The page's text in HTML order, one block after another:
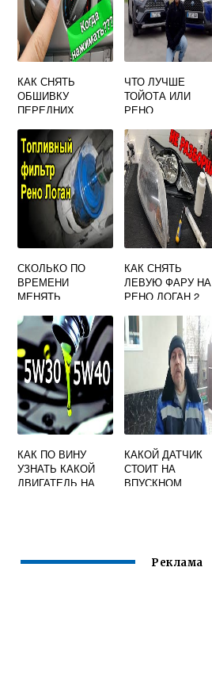
КАК СНЯТЬ
ОБШИВКУ
ПЕРЕДНИХ
МЕГАН 2
ЧТО ЛУЧШЕ
ТОЙОТА ИЛИ
РЕНО
СКОЛЬКО ПО
ВРЕМЕНИ
МЕНЯТЬ
РЕНО ЛОГАН
КАК СНЯТЬ
ЛЕВУЮ ФАРУ НА
РЕНО ЛОГАН 2
КАК ПО ВИНУ
УЗНАТЬ КАКОЙ
ДВИГАТЕЛЬ НА
КАКОЙ ДАТЧИК
СТОИТ НА
ВПУСКНОМ
Реклама